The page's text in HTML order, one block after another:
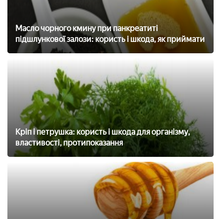
Масло чорного кмину при панкреатиті
підшлункової залози: користь і шкода, як приймати
Кріп і петрушка: користь і шкода для організму,
властивості, протипоказання